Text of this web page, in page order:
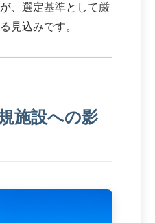
、選定基準として厳
見込みです。
施設への影